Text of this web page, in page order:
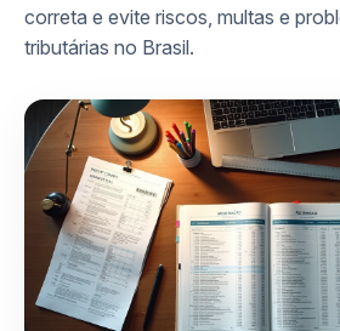
correta e evite riscos, multas e
tributárias no Brasil.